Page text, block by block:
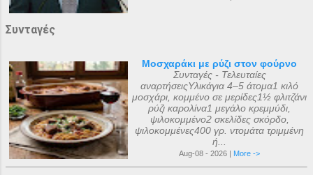
Συνταγές
Μοσχαράκι με ρύζι στον φούρνο
Συνταγές - Τελευταίες
αναρτήσειςΥλικάγια 4–5 άτομα1 κιλό
μοσχάρι, κομμένο σε μερίδες1½ φλιτζάνι
ρύζι καρολίνα1 μεγάλο κρεμμύδι,
ψιλοκομμένο2 σκελίδες σκόρδο,
ψιλοκομμένες400 γρ. ντομάτα τριμμένη
ή...
Aug-08 - 2026 | More ->